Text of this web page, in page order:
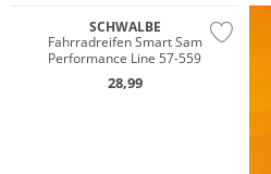
SCHWALBE
Fahrradreifen Smart Sam
Performance Line 57-559
28,99